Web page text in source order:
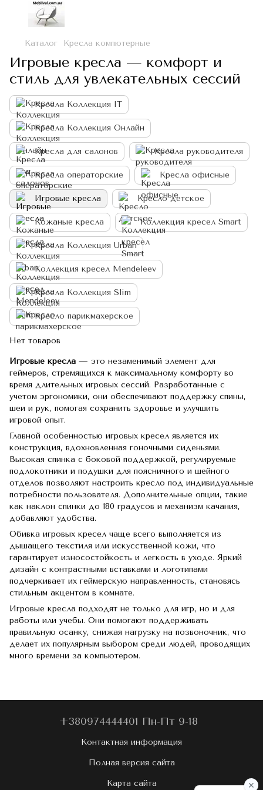
Каталог Кресла компютерные
Игровые кресла — комфорт и
стиль для увлекательных сессий
Кресла Коллекция IT
Кресла Коллекция Онлайн
Кресла для салонов Кресла руководителя
Кресла операторские Кресла офисные
Игровые кресла Кресло детское
Кожаные кресла Коллекция кресел Smart
Кресла Коллекция Urban
Коллекция кресел Mendeleev
Кресла Коллекция Slim
Кресло парикмахерское
Нет товаров
Игровые кресла — это незаменимый элемент для
геймеров, стремящихся к максимальному комфорту во
время длительных игровых сессий. Разработанные с
учетом эргономики, они обеспечивают поддержку спины,
шеи и рук, помогая сохранить здоровье и улучшить
игровой опыт.
Главной особенностью игровых кресел является их
конструкция, вдохновленная гоночными сиденьями.
Высокая спинка с боковой поддержкой, регулируемые
подлокотники и подушки для поясничного и шейного
отделов позволяют настроить кресло под индивидуальные
потребности пользователя. Дополнительные опции, такие
как наклон спинки до 180 градусов и механизм качания,
добавляют удобства.
Обивка игровых кресел чаще всего выполняется из
дышащего текстиля или искусственной кожи, что
гарантирует износостойкость и легкость в уходе. Яркий
дизайн с контрастными вставками и логотипами
подчеркивает их геймерскую направленность, становясь
стильным акцентом в комнате.
Игровые кресла подходят не только для игр, но и для
работы или учебы. Они помогают поддерживать
правильную осанку, снижая нагрузку на позвоночник, что
делает их популярным выбором среди людей, проводящих
много времени за компьютером.
+380974444401 Пн-Пт 9-18
Контактная информация
Полная версия сайта
Карта сайта